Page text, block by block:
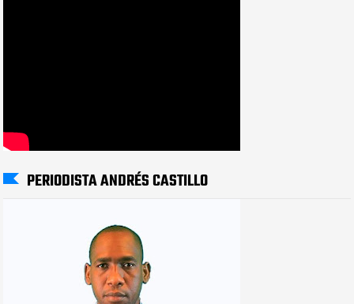
PERIODISTA ANDRÉS CASTILLO